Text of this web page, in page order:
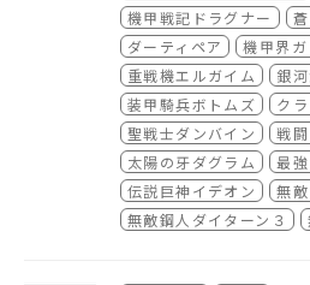
機甲戦記ドラグナー
ダーティペア
機甲界
重戦機エルガイム
銀
装甲騎兵ボトムズ
ク
聖戦士ダンバイン
戦
太陽の牙ダグラム
最
伝説巨神イデオン
無
無敵鋼人ダイターン３